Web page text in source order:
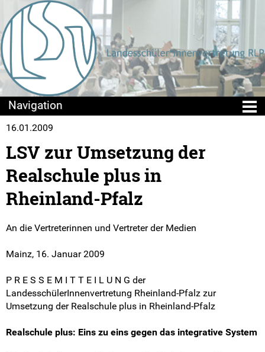
Die LSV
Positionen & Lesestoff
Pressemitteilungen
Medienberichte
Mach mit!
16.01.2009
LSV zur Umsetzung der
Realschule plus in
Rheinland-Pfalz
An die Vertreterinnen und Vertreter der Medien
Mainz, 16. Januar 2009
P R E S S E M I T T E I L U N G der
LandesschülerInnenvertretung Rheinland-Pfalz zur
Umsetzung der Realschule plus in Rheinland-Pfalz
Realschule plus: Eins zu eins gegen das integrative System